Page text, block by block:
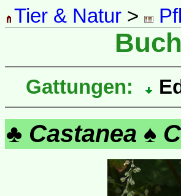
Tier & Natur >
Gattungen:
♣ Castanea ♠